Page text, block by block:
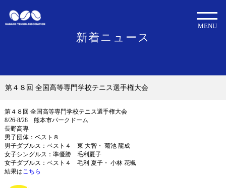
新着ニュース
MENU
第４８回 全国高等専門学校テニス選手権大会
第４８回 全国高等専門学校テニス選手権大会
8/26-8/28 熊本市パークドーム
長野高専
男子団体：ベスト８
男子ダブルス：ベスト４ 東 大智・ 菊池 龍成
女子シングルス：準優勝 毛利夏子
女子ダブルス：ベスト４ 毛利 夏子・ 小林 花颯
結果はこちら